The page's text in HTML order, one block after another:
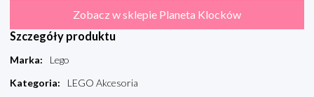
Zobacz w sklepie Planeta Klocków
Szczegóły produktu
Marka:
Lego
Kategoria:
LEGO Akcesoria